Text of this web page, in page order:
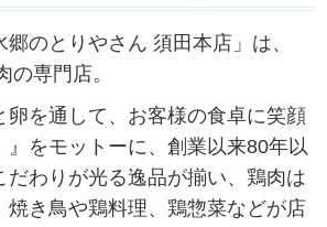
のとりやさん 須田本店」は、
の専門店。
卵を通して、お客様の食卓に笑顔
』をモットーに、創業以来80年以
だわりが光る逸品が揃い、鶏肉は
焼き鳥や鶏料理、鶏惣菜などが店